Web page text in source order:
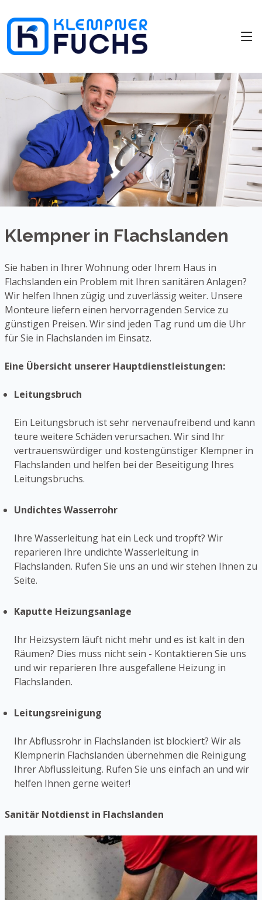
Klempner in Flachslanden
Sie haben in Ihrer Wohnung oder Ihrem Haus in
Flachslanden ein Problem mit Ihren sanitären Anlagen?
Wir helfen Ihnen zügig und zuverlässig weiter. Unsere
Monteure liefern einen hervorragenden Service zu
günstigen Preisen. Wir sind jeden Tag rund um die Uhr
für Sie in Flachslanden im Einsatz.
Eine Übersicht unserer Hauptdienstleistungen:
Leitungsbruch
Ein Leitungsbruch ist sehr nervenaufreibend und kann
teure weitere Schäden verursachen. Wir sind Ihr
vertrauenswürdiger und kostengünstiger Klempner in
Flachslanden und helfen bei der Beseitigung Ihres
Leitungsbruchs.
Undichtes Wasserrohr
Ihre Wasserleitung hat ein Leck und tropft? Wir
reparieren Ihre undichte Wasserleitung in
Flachslanden. Rufen Sie uns an und wir stehen Ihnen zu
Seite.
Kaputte Heizungsanlage
Ihr Heizsystem läuft nicht mehr und es ist kalt in den
Räumen? Dies muss nicht sein - Kontaktieren Sie uns
und wir reparieren Ihre ausgefallene Heizung in
Flachslanden.
Leitungsreinigung
Ihr Abflussrohr in Flachslanden ist blockiert? Wir als
Klempnerin Flachslanden übernehmen die Reinigung
Ihrer Abflussleitung. Rufen Sie uns einfach an und wir
helfen Ihnen gerne weiter!
Sanitär Notdienst in Flachslanden